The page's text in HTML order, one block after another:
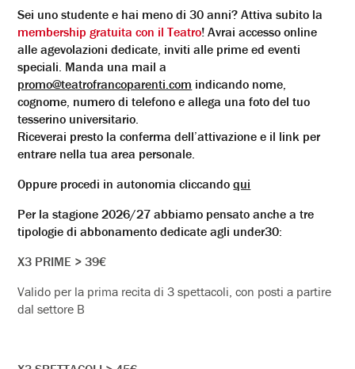
Sei uno studente e hai meno di 30 anni? Attiva subito la
membership gratuita con il Teatro! Avrai accesso online
alle agevolazioni dedicate, inviti alle prime ed eventi
speciali. Manda una mail a
promo@teatrofrancoparenti.com indicando nome,
cognome, numero di telefono e allega una foto del tuo
tesserino universitario.
Riceverai presto la conferma dell’attivazione e il link per
entrare nella tua area personale.
Oppure procedi in autonomia cliccandoqui
Per la stagione 2026/27 abbiamo pensato anche a tre
tipologie di abbonamento dedicate agli under30:
X3 PRIME > 39€
Valido per la prima recita di 3 spettacoli, con posti a partire
dal settore B